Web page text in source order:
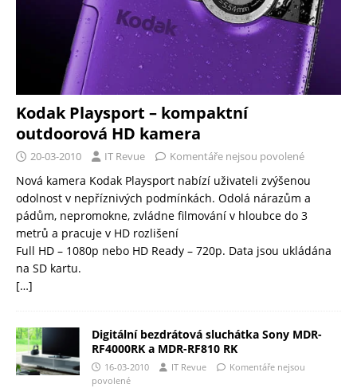
Kodak Playsport – kompaktní
outdoorová HD kamera
20-03-2010 IT Revue Komentáře nejsou povolené
Nová kamera Kodak Playsport nabízí uživateli zvýšenou
odolnost v nepříznivých podmínkách. Odolá nárazům a
pádům, nepromokne, zvládne filmování v hloubce do 3
metrů a pracuje v HD rozlišení
Full HD – 1080p nebo HD Ready – 720p. Data jsou ukládána
na SD kartu.
[…]
Digitální bezdrátová sluchátka Sony MDR-
RF4000RK a MDR-RF810 RK
16-03-2010 IT Revue
Komentáře nejsou
povolené